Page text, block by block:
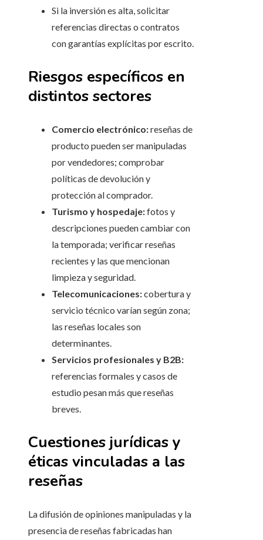
Si la inversión es alta, solicitar
referencias directas o contratos
con garantías explícitas por escrito.
Riesgos específicos en
distintos sectores
Comercio electrónico:reseñas de
producto pueden ser manipuladas
por vendedores; comprobar
políticas de devolución y
protección al comprador.
Turismo y hospedaje:fotos y
descripciones pueden cambiar con
la temporada; verificar reseñas
recientes y las que mencionan
limpieza y seguridad.
Telecomunicaciones:cobertura y
servicio técnico varían según zona;
las reseñas locales son
determinantes.
Servicios profesionales y B2B:
referencias formales y casos de
estudio pesan más que reseñas
breves.
Cuestiones jurídicas y
éticas vinculadas a las
reseñas
La difusión de opiniones manipuladas y la
presencia de reseñas fabricadas han